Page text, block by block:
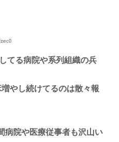
てる病院や系列組織の兵
やし続けてるのは散々報
病院や医療従事者も沢山い